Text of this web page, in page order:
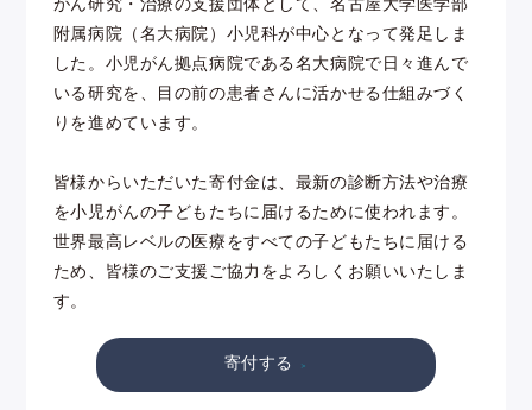
附属病院（名大病院）小児科が中心となって発足しま
した。小児がん拠点病院である名大病院で日々進んで
いる研究を、目の前の患者さんに活かせる仕組みづく
りを進めています。
皆様からいただいた寄付金は、最新の診断方法や治療
を小児がんの子どもたちに届けるために使われます。
世界最高レベルの医療をすべての子どもたちに届ける
ため、皆様のご支援ご協力をよろしくお願いいたしま
す。
寄付する